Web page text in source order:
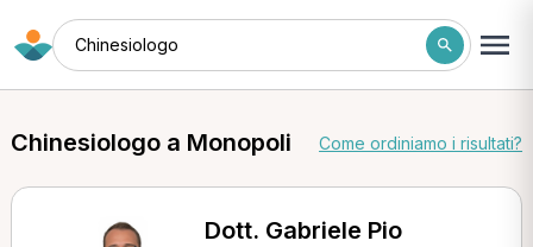
Chinesiologo
Chinesiologo a Monopoli Come ordiniamo i risultati?
Dott. Gabriele Pio